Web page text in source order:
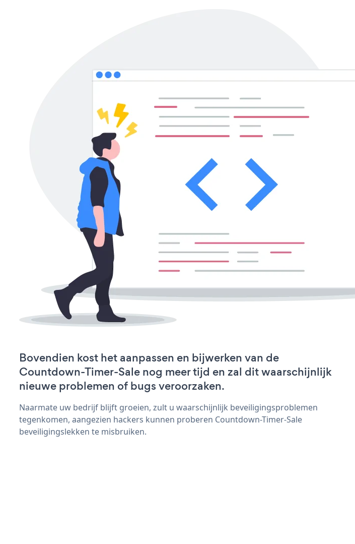
Bovendien kost het aanpassen en bijwerken van de
Countdown-Timer-Sale nog meer tijd en zal dit waarschijnlijk
nieuwe problemen of bugs veroorzaken.
Naarmate uw bedrijf blijft groeien, zult u waarschijnlijk beveiligingsproblemen
tegenkomen, aangezien hackers kunnen proberen Countdown-Timer-Sale
beveiligingslekken te misbruiken.